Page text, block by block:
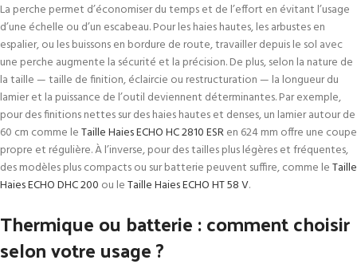
La perche permet d’économiser du temps et de l’effort en évitant l’usage
d’une échelle ou d’un escabeau. Pour les haies hautes, les arbustes en
espalier, ou les buissons en bordure de route, travailler depuis le sol avec
une perche augmente la sécurité et la précision. De plus, selon la nature de
la taille — taille de finition, éclaircie ou restructuration — la longueur du
lamier et la puissance de l’outil deviennent déterminantes. Par exemple,
pour des finitions nettes sur des haies hautes et denses, un lamier autour de
60 cm comme leTaille Haies ECHO HC 2810 ESRen 624 mm offre une coupe
propre et régulière. À l’inverse, pour des tailles plus légères et fréquentes,
des modèles plus compacts ou sur batterie peuvent suffire, comme leTaille
Haies ECHO DHC 200 ou leTaille Haies ECHO HT 58 V.
Thermique ou batterie : comment choisir
selon votre usage ?